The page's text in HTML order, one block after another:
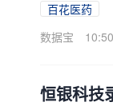
百花医药
数据宝
10:50
恒银科技